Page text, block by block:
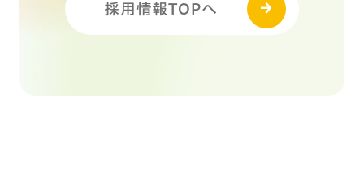
採用情報TOPへ